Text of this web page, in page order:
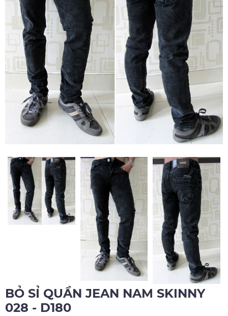
BỎ SỈ QUẦN JEAN NAM SKINNY
028 - D180